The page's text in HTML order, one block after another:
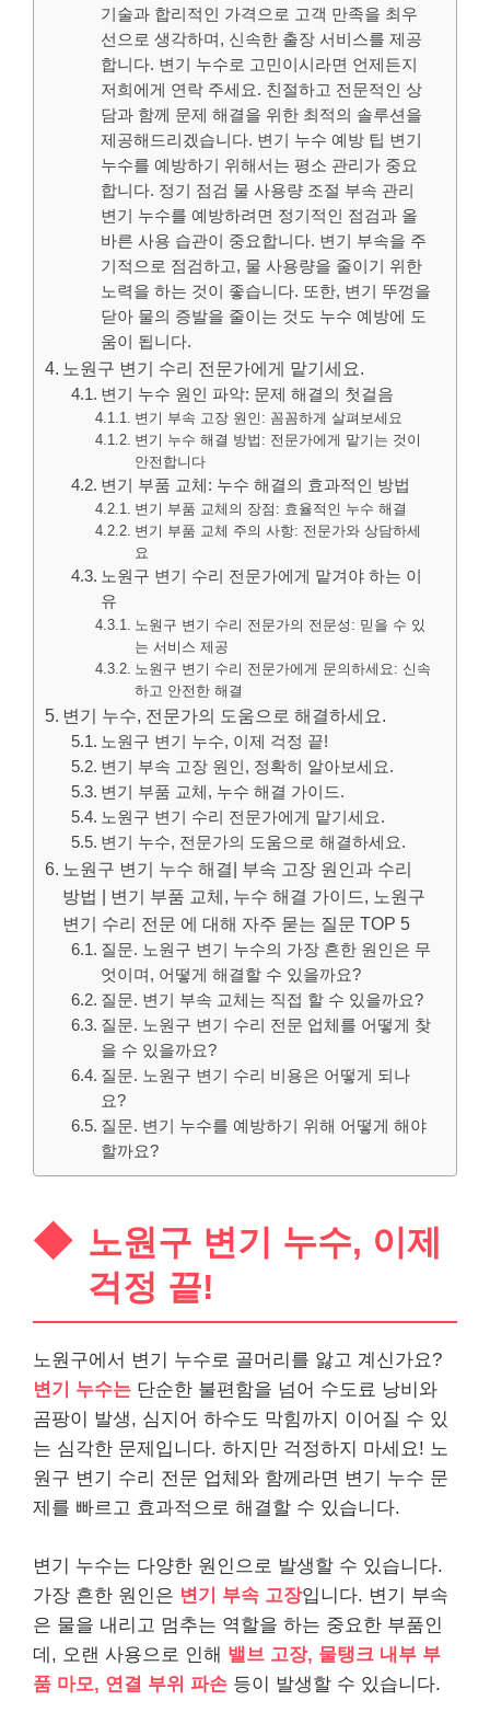
기술과 합리적인 가격으로 고객 만족을 최우
선으로 생각하며, 신속한 출장 서비스를 제공
합니다. 변기 누수로 고민이시라면 언제든지
저희에게 연락 주세요. 친절하고 전문적인 상
담과 함께 문제 해결을 위한 최적의 솔루션을
제공해드리겠습니다. 변기 누수 예방 팁 변기
누수를 예방하기 위해서는 평소 관리가 중요
합니다. 정기 점검 물 사용량 조절 부속 관리
변기 누수를 예방하려면 정기적인 점검과 올
바른 사용 습관이 중요합니다. 변기 부속을 주
기적으로 점검하고, 물 사용량을 줄이기 위한
노력을 하는 것이 좋습니다. 또한, 변기 뚜껑을
닫아 물의 증발을 줄이는 것도 누수 예방에 도
움이 됩니다.
노원구 변기 수리 전문가에게 맡기세요.
변기 누수 원인 파악: 문제 해결의 첫걸음
변기 부속 고장 원인: 꼼꼼하게 살펴보세요
변기 누수 해결 방법: 전문가에게 맡기는 것이
안전합니다
변기 부품 교체: 누수 해결의 효과적인 방법
변기 부품 교체의 장점: 효율적인 누수 해결
변기 부품 교체 주의 사항: 전문가와 상담하세
요
노원구 변기 수리 전문가에게 맡겨야 하는 이
유
노원구 변기 수리 전문가의 전문성: 믿을 수 있
는 서비스 제공
노원구 변기 수리 전문가에게 문의하세요: 신속
하고 안전한 해결
변기 누수, 전문가의 도움으로 해결하세요.
노원구 변기 누수, 이제 걱정 끝!
변기 부속 고장 원인, 정확히 알아보세요.
변기 부품 교체, 누수 해결 가이드.
노원구 변기 수리 전문가에게 맡기세요.
변기 누수, 전문가의 도움으로 해결하세요.
노원구 변기 누수 해결| 부속 고장 원인과 수리
방법 | 변기 부품 교체, 누수 해결 가이드, 노원구
변기 수리 전문 에 대해 자주 묻는 질문 TOP 5
질문. 노원구 변기 누수의 가장 흔한 원인은 무
엇이며, 어떻게 해결할 수 있을까요?
질문. 변기 부속 교체는 직접 할 수 있을까요?
질문. 노원구 변기 수리 전문 업체를 어떻게 찾
을 수 있을까요?
질문. 노원구 변기 수리 비용은 어떻게 되나
요?
질문. 변기 누수를 예방하기 위해 어떻게 해야
할까요?
노원구 변기 누수, 이제
걱정 끝!
노원구에서 변기 누수로 골머리를 앓고 계신가요?
변기 누수는 단순한 불편함을 넘어 수도료 낭비와
곰팡이 발생, 심지어 하수도 막힘까지 이어질 수 있
는 심각한 문제입니다. 하지만 걱정하지 마세요! 노
원구 변기 수리 전문 업체와 함께라면 변기 누수 문
제를 빠르고 효과적으로 해결할 수 있습니다.
변기 누수는 다양한 원인으로 발생할 수 있습니다.
가장 흔한 원인은 변기 부속 고장입니다. 변기 부속
은 물을 내리고 멈추는 역할을 하는 중요한 부품인
데, 오랜 사용으로 인해 밸브 고장, 물탱크 내부 부
품 마모, 연결 부위 파손 등이 발생할 수 있습니다.